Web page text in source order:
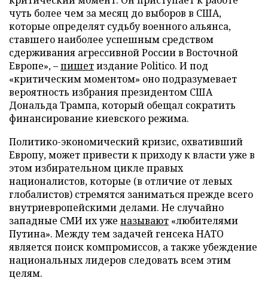
чуть более чем за месяц до выборов в США,
которые определят судьбу военного альянса,
ставшего наиболее успешным средством
сдерживания агрессивной России в Восточной
Европе», –пишетиздание Politico. И под
«критическим моментом» оно подразумевает
вероятность избрания президентом США
Дональда Трампа, который обещал сократить
финансирование киевского режима.
Политико-экономический кризис, охвативший
Европу, может привести к приходу к власти уже в
этом избирательном цикле правых
националистов, которые (в отличие от левых
глобалистов) стремятся заниматься прежде всего
внутриевропейскими делами. Не случайно
западные СМИ их уже называют «любителями
Путина». Между тем задачей генсека НАТО
является поиск компромиссов, а также убеждение
национальных лидеров следовать всем этим
целям.